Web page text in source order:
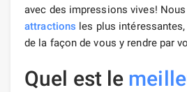
avec des impressions vives!
attractions les plus intéressantes,
de la façon de vous y rendre par
Quel est le